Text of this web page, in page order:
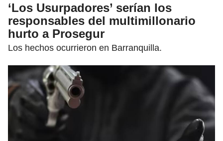
‘Los Usurpadores’ serían los
responsables del multimillonario
hurto a Prosegur
Los hechos ocurrieron en Barranquilla.